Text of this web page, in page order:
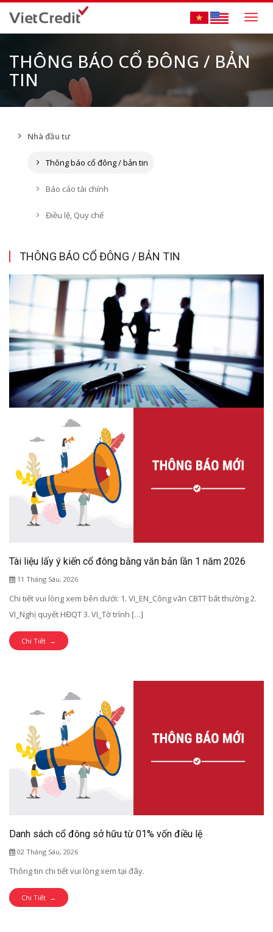
THÔNG BÁO CỔ ĐÔNG / BẢN
TIN
Nhà đầu tư
Thông báo cổ đông / bản tin
Báo cáo tài chính
Điều lệ, Quy chế
THÔNG BÁO CỔ ĐÔNG / BẢN TIN
Tài liệu lấy ý kiến cổ đông bằng văn bản lần 1 năm 2026
11 Tháng Sáu, 2026
Chi tiết vui lòng xem bên dưới: 1. VI_EN_Công văn CBTT bất thường 2.
VI_Nghị quyết HĐQT 3. VI_Tờ trình […]
Chi Tiết →
Danh sách cổ đông sở hữu từ 01% vốn điều lệ
02 Tháng Sáu, 2026
Thông tin chi tiết vui lòng xem tại đây.
Chi Tiết →